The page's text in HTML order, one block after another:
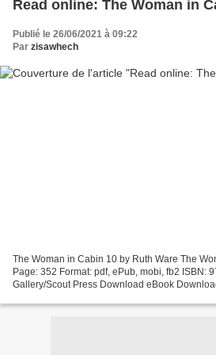
Read online: The Woman in
Publié le 26/06/2021 à 09:22
Par zisawhech
The Woman in Cabin 10 by Ruth Ware The
Page: 352 Format: pdf, ePub, mobi, fb2 ISBN:
Gallery/Scout Press Download eBook